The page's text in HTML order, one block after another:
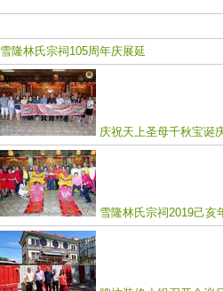
雪隆林氏宗祠105周年庆展延
庆祝天上圣母千秋宝诞
雪隆林氏宗祠2019己亥